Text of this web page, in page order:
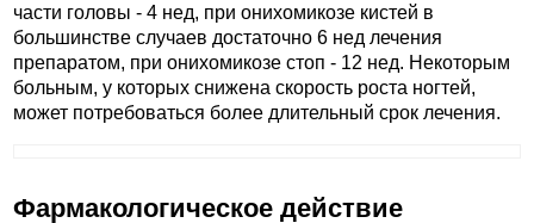
части головы - 4 нед, при онихомикозе кистей в
большинстве случаев достаточно 6 нед лечения
препаратом, при онихомикозе стоп - 12 нед. Некоторым
больным, у которых снижена скорость роста ногтей,
может потребоваться более длительный срок лечения.
Фармакологическое действие